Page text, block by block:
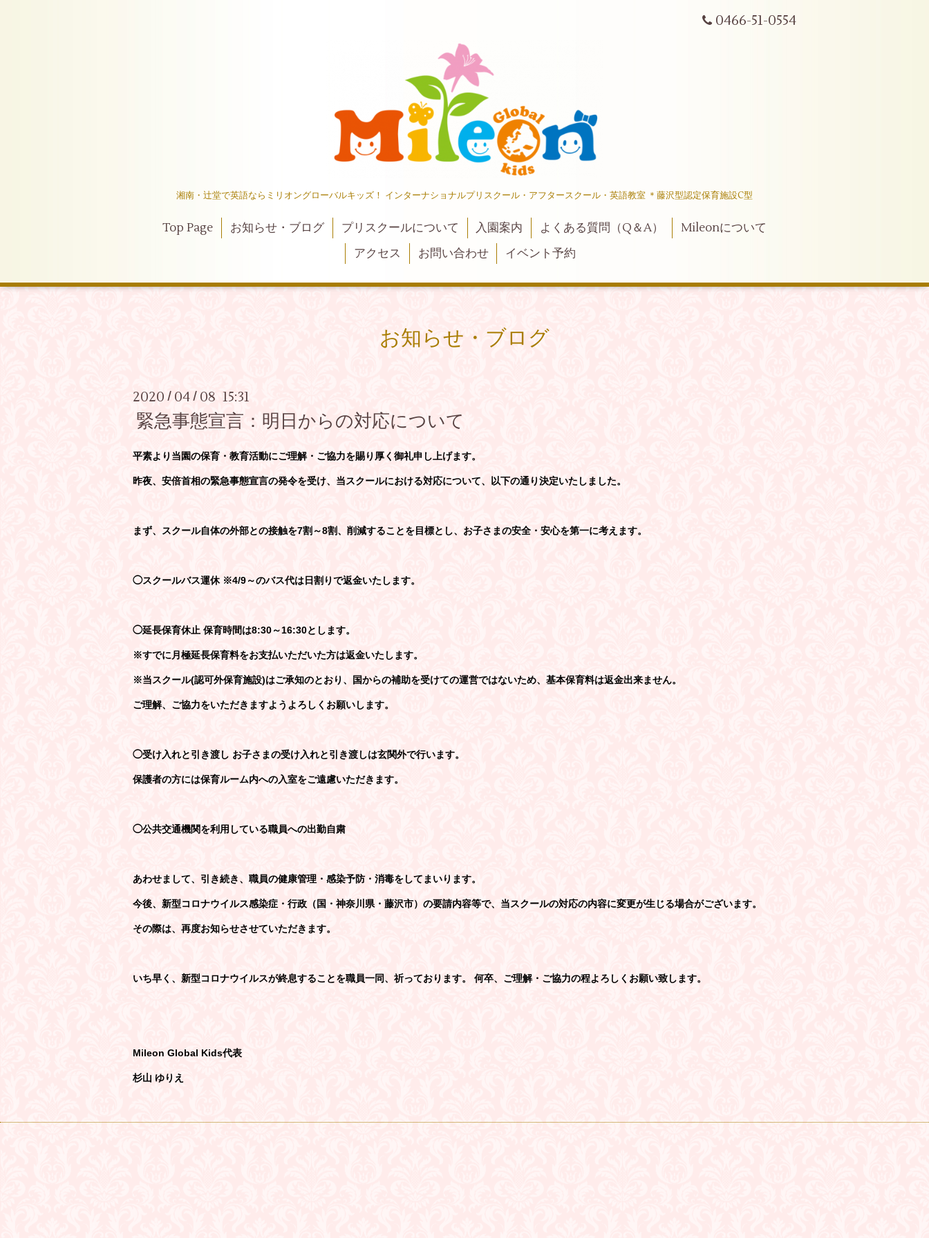
0466-51-0554
湘南・辻堂で英語ならミリオングローバルキッズ！ インターナショナルプリスクール・アフタースクール・英語教室 ＊藤沢型認定保育施設C型
Top Page お知らせ・ブログ プリスクールについて 入園案内 よくある質問（Q＆A）
Mileonについて
アクセス
お問い合わせ イベント予約
お知らせ・ブログ
2020 / 04 / 08 15:31
緊急事態宣言：明日からの対応について
平素より当園の保育・教育活動にご理解・ご協力を賜り厚く御礼申し上げます。
昨夜、安倍首相の緊急事態宣言の発令を受け、当スクールにおける対応について、以下の通り決定いたしました。
まず、スクール自体の外部との接触を7割～8割、削減することを目標とし、お子さまの安全・安心を第一に考えます。
◯スクールバス運休 ※4/9～のバス代は日割りで返金いたします。
◯延長保育休止 保育時間は8:30～16:30とします。
※すでに月極延長保育料をお支払いただいた方は返金いたします。
※当スクール(認可外保育施設)はご承知のとおり、国からの補助を受けての運営ではないため、基本保育料は返金出来ません。
ご理解、ご協力をいただきますようよろしくお願いします。
◯受け入れと引き渡し お子さまの受け入れと引き渡しは玄関外で行います。
保護者の方には保育ルーム内への入室をご遠慮いただきます。
◯公共交通機関を利用している職員への出勤自粛
あわせまして、引き続き、職員の健康管理・感染予防・消毒をしてまいります。
今後、新型コロナウイルス感染症・行政（国・神奈川県・藤沢市）の要請内容等で、当スクールの対応の内容に変更が生じる場合がございます。
その際は、再度お知らせさせていただきます。
いち早く、新型コロナウイルスが終息することを職員一同、祈っております。 何卒、ご理解・ご協力の程よろしくお願い致します。
Mileon Global Kids代表
杉山 ゆりえ